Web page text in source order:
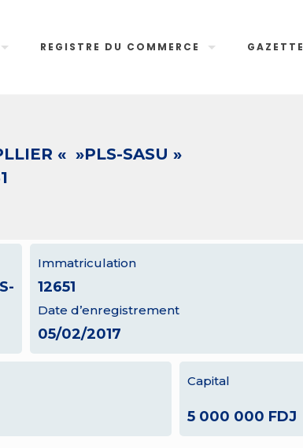
REGISTRE DU COMMERCE GAZETTE
« »PLS-SASU »
Immatriculation
12651
Date d’enregistrement
05/02/2017
Capital
5 000 000 FDJ